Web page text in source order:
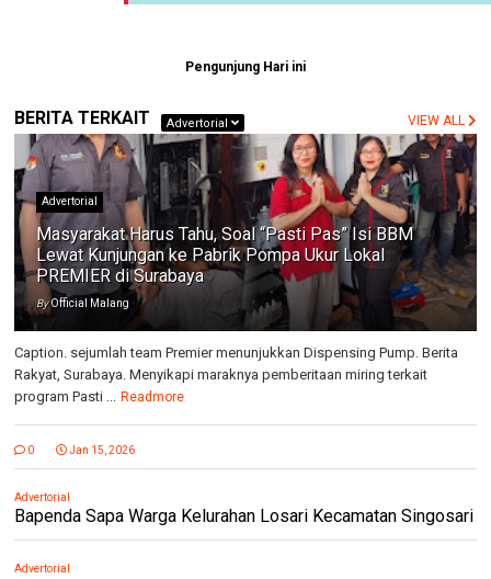
Pengunjung Hari ini
BERITA TERKAIT Advertorial VIEW ALL
Advertorial
Masyarakat Harus Tahu, Soal “Pasti Pas” Isi BBM
Lewat Kunjungan ke Pabrik Pompa Ukur Lokal
PREMIER di Surabaya
ByOfficial Malang
Caption. sejumlah team Premier menunjukkan Dispensing Pump. Berita
Rakyat, Surabaya. Menyikapi maraknya pemberitaan miring terkait
program Pasti ... Readmore
0 Jan 15, 2026
Advertorial
Bapenda Sapa Warga Kelurahan Losari Kecamatan Singosari
Advertorial